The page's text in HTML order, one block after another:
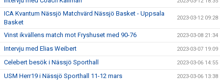
ICA Kvantum Nässjö Matchvärd Nässjö Basket - Uppsala
Basket
2023-03-12 09:28
Vinst ikvällens match mot Fryshuset med 90-76 2023-03-08 21:34
Intervju med Elias Weibert 2023-03-07 19:09
Celebert besök i Nässjö Sporthall 2023-03-06 14:55
USM Herr19 i Nässjö Sporthall 11-12 mars 2023-03-06 13:38